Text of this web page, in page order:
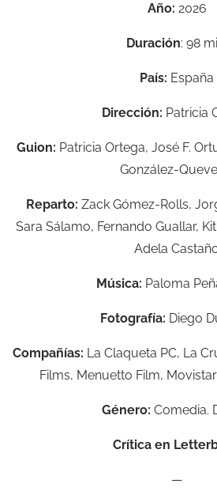
Año: 2026
Duración: 98
País: España
Dirección: Patricia
Guion: Patricia Ortega, José F.
González-
Reparto: Zack Gómez-Rolls,
Sara Sálamo, Fernando Guallar,
Adela
Música: Paloma
Fotografía: Diego
Compañías: La Claqueta PC, La
Films, Menuetto Film,
Género: Comedia.
Crítica en
—